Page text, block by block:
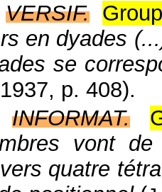
VERSIF.
en dyades
se
1937, p. 408).
INFORMAT.
vont
quatre